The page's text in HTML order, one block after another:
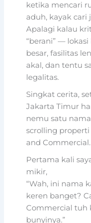
ketika mencari
aduh, kayak
Apalagi kalau
“berani” —
besar, fasilitas
akal, dan tentu
legalitas.
Singkat cerita,
Jakarta Timur
nemu satu
scrolling properti
and Commercial.
Pertama kali
mikir,
“Wah, ini nama
keren banget?
Commercial tuh
bunyinya.”